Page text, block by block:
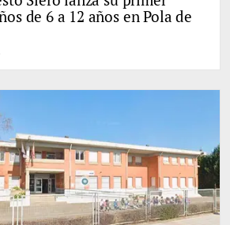
de 6 a 12 años en Pola de